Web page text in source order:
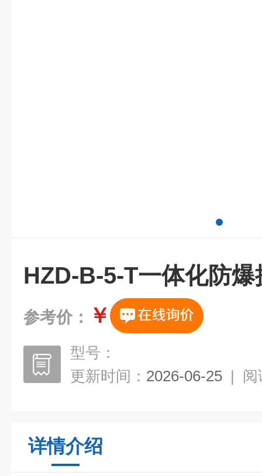
HZD-B-5-T一体化防
参考价： ￥
型号：
更新时间： 2026-06-25 | 阅
详情介绍